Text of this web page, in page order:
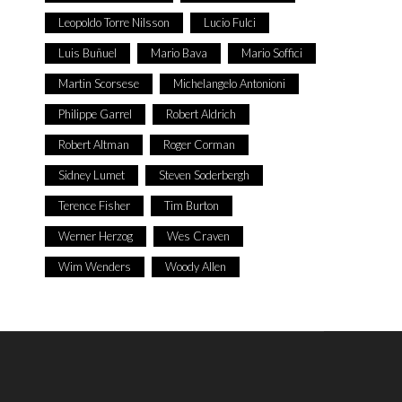
Leopoldo Torre Nilsson Lucio Fulci
Luis Buñuel Mario Bava Mario Soffici
Martin Scorsese Michelangelo Antonioni
Philippe Garrel Robert Aldrich
Robert Altman Roger Corman
Sidney Lumet Steven Soderbergh
Terence Fisher Tim Burton
Werner Herzog Wes Craven
Wim Wenders Woody Allen